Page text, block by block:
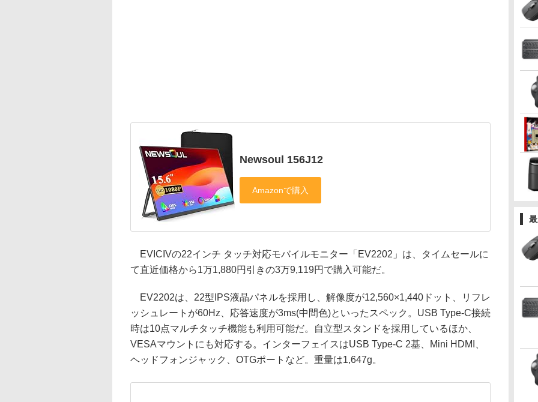
Newsoul 156J12
EVICIVの22インチ タッチ対応モバイルモニター「EV2202」は、タイムセールに
て直近価格から1万1,880円引きの3万9,119円で購入可能だ。
EV2202は、22型IPS液晶パネルを採用し、解像度が12,560×1,440ドット、リフレ
ッシュレートが60Hz、応答速度が3ms(中間色)といったスペック。USB Type-C接続
時は10点マルチタッチ機能も利用可能だ。自立型スタンドを採用しているほか、
VESAマウントにも対応する。インターフェイスはUSB Type-C 2基、Mini HDMI、
ヘッドフォンジャック、OTGポートなど。重量は1,647g。